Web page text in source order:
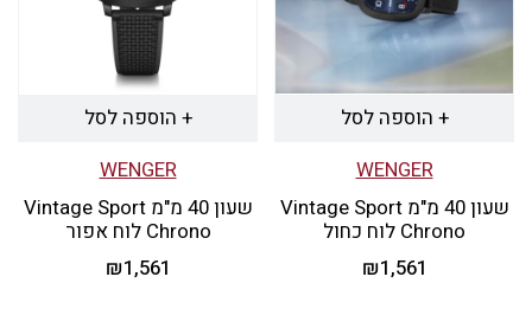
+ הוספה לסל
WENGER
שעון 40 מ"מ Vintage Sport
Chrono לוח כחול
₪1,561
+ הוספה לסל
WENGER
שעון 40 מ"מ Vintage Sport
Chrono לוח אפור
₪1,561